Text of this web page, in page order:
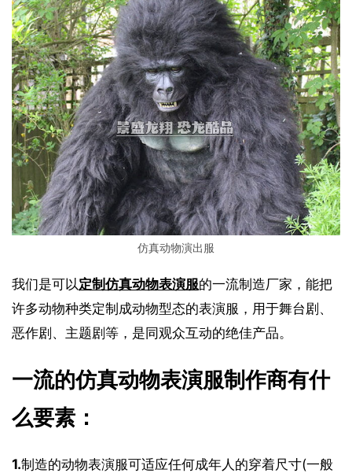
仿真动物演出服
我们是可以定制仿真动物表演服的一流制造厂家，能把
许多动物种类定制成动物型态的表演服，用于舞台剧、
恶作剧、主题剧等，是同观众互动的绝佳产品。
一流的仿真动物表演服制作商有什
么要素：
1.制造的动物表演服可适应任何成年人的穿着尺寸(一般